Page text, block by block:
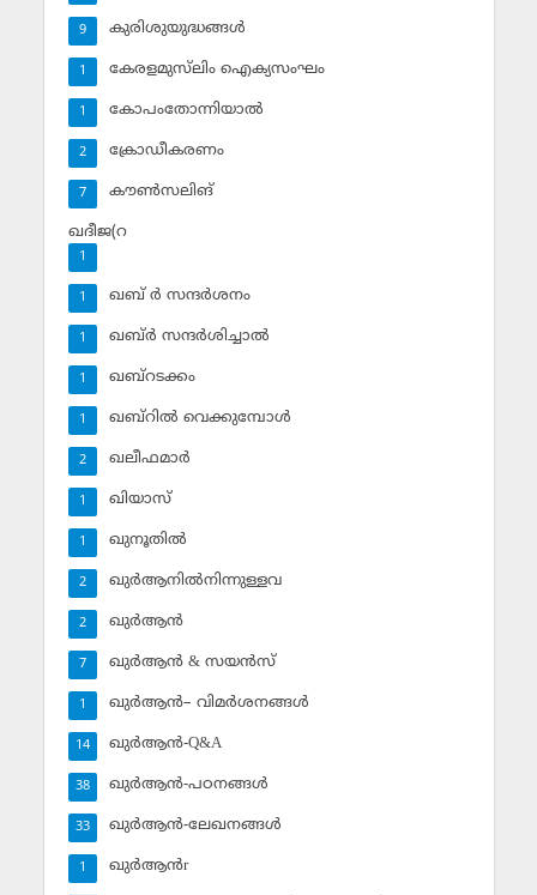
കുരിശുയുദ്ധങ്ങള്‍
9
കേരളമുസ്‌ലിം ഐക്യസംഘം
1
കോപംതോന്നിയാല്‍
1
ക്രോഡീകരണം
2
കൗണ്‍സലിങ്‌
7
ഖദീജ(റ
1
ഖബ് ര്‍ സന്ദര്‍ശനം
1
ഖബ്ര്‍ സന്ദര്‍ശിച്ചാല്‍
1
ഖബ്‌റടക്കം
1
ഖബ്‌റില്‍ വെക്കുമ്പോള്‍
1
ഖലീഫമാര്‍
2
ഖിയാസ്
1
ഖുനൂതില്‍
1
ഖുര്‍ആനില്‍നിന്നുള്ളവ
2
ഖുര്‍ആന്‍
2
ഖുര്‍ആന്‍ & സയന്‍സ്‌
7
ഖുര്‍ആന്‍– വിമര്‍ശനങ്ങള്‍
1
ഖുര്‍ആന്‍-Q&A
14
ഖുര്‍ആന്‍-പഠനങ്ങള്‍
38
ഖുര്‍ആന്‍-ലേഖനങ്ങള്‍
33
ഖുര്‍ആന്‍r
1